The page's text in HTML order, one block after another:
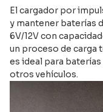
El cargador por
y mantener baterías
6V/12V con
un proceso de carga
es ideal para
otros vehículos.